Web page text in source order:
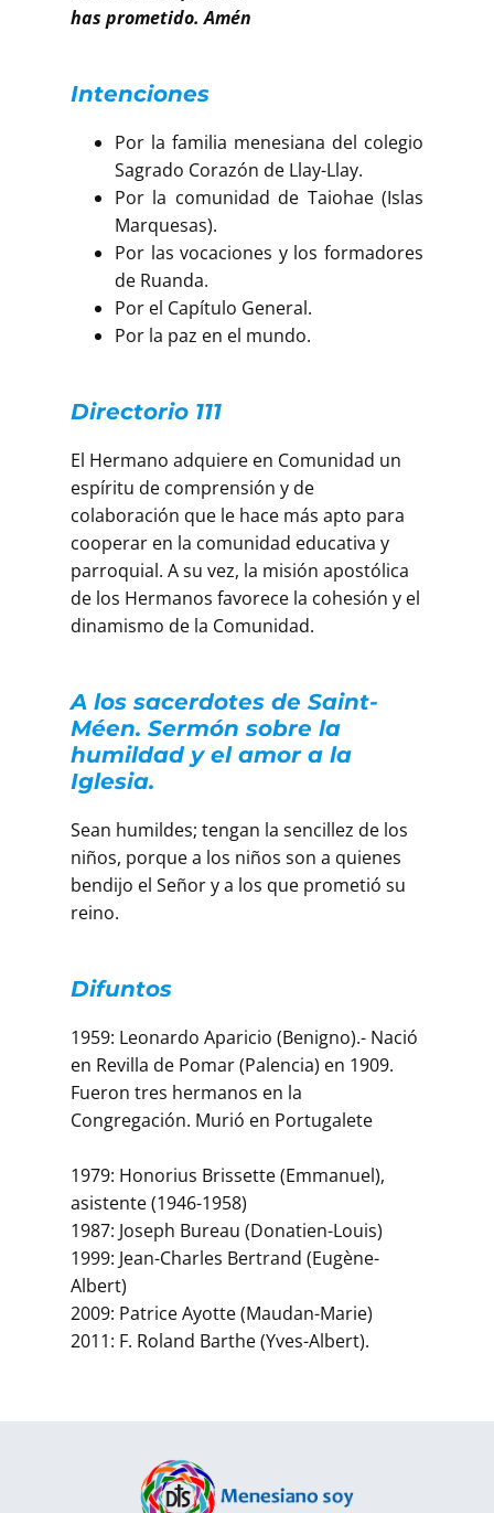
has prometido. Amén
Intenciones
Por la familia menesiana del colegio
Sagrado Corazón de Llay-Llay.
Por la comunidad de Taiohae (Islas
Marquesas).
Por las vocaciones y los formadores
de Ruanda.
Por el Capítulo General.
Por la paz en el mundo.
Directorio 111
El Hermano adquiere en Comunidad un
espíritu de comprensión y de
colaboración que le hace más apto para
cooperar en la comunidad educativa y
parroquial. A su vez, la misión apostólica
de los Hermanos favorece la cohesión y el
dinamismo de la Comunidad.
A los sacerdotes de Saint-
Méen. Sermón sobre la
humildad y el amor a la
Iglesia.
Sean humildes; tengan la sencillez de los
niños, porque a los niños son a quienes
bendijo el Señor y a los que prometió su
reino.
Difuntos
1959: Leonardo Aparicio (Benigno).- Nació
en Revilla de Pomar (Palencia) en 1909.
Fueron tres hermanos en la
Congregación. Murió en Portugalete
1979: Honorius Brissette (Emmanuel),
asistente (1946-1958)
1987: Joseph Bureau (Donatien-Louis)
1999: Jean-Charles Bertrand (Eugène-
Albert)
2009: Patrice Ayotte (Maudan-Marie)
2011: F. Roland Barthe (Yves-Albert).